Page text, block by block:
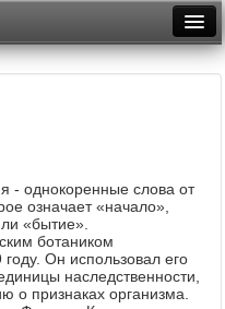
- однокоренные слова от
означает «начало»,
«бытие».
ботаником
Он использовал его
наследственности,
о признаках организма.